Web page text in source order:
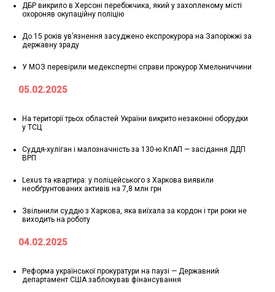
ДБР викрило в Херсоні перебіжчика, який у захопленому місті
охороняв окупаційну поліцію
До 15 років ув’язнення засуджено експрокурора на Запоріжжі за
державну зраду
У МОЗ перевірили медекспертні справи прокурор Хмельниччини
05.02.2025
На території трьох областей України викрито незаконні оборудки
у ТСЦ
Суддя-хуліган і малозначність за 130-ю КпАП — засідання ДДП
ВРП
Lexus та квартира: у поліцейського з Харкова виявили
необґрунтованих активів на 7,8 млн грн
Звільнили суддю з Харкова, яка виїхала за кордон і три роки не
виходить на роботу
04.02.2025
Реформа української прокуратури на паузі — Державний
департамент США заблокував фінансування